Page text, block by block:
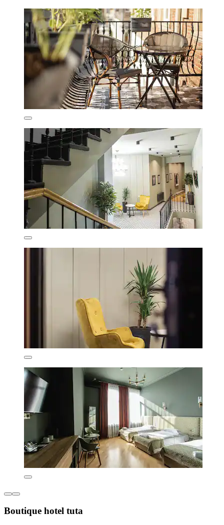
Boutique hotel tuta